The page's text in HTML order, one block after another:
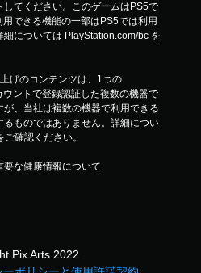
てください。このゲームはPS5で
できる機能の一部はPS5では利用
については PlayStation.com/bc を
げのコンテンツは、1つの
ントで登録認証した複数の機器で
、当社は複数の機器で利用できる
ものではありません。詳細につい
確認ください。
要な健康情報について
Pix Arts 2022